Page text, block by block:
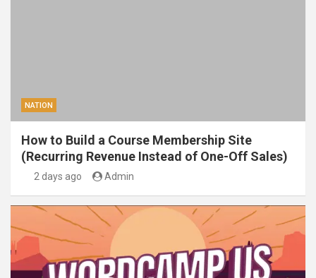
NATION
How to Build a Course Membership Site
(Recurring Revenue Instead of One-Off Sales)
2 days ago Admin